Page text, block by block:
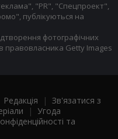
"PR", "Спецпроект",
публікуються на
фотографічних
правовласника Getty Images
Редакція | Зв'язатися з
| Угода
та